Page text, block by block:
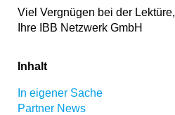
Viel Vergnügen bei der Lektüre,
Ihre IBB Netzwerk GmbH
Inhalt
In eigener Sache
Partner News